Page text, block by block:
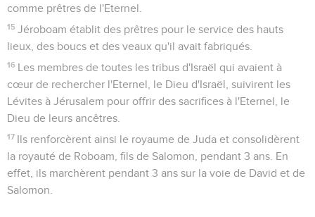
comme prêtres de l'Eternel.
15 Jéroboam établit des prêtres pour le service des hauts
lieux, des boucs et des veaux qu'il avait fabriqués.
16 Les membres de toutes les tribus d'Israël qui avaient à
cœur de rechercher l'Eternel, le Dieu d'Israël, suivirent les
Lévites à Jérusalem pour offrir des sacrifices à l'Eternel, le
Dieu de leurs ancêtres.
17 Ils renforcèrent ainsi le royaume de Juda et consolidèrent
la royauté de Roboam, fils de Salomon, pendant 3 ans. En
effet, ils marchèrent pendant 3 ans sur la voie de David et de
Salomon.